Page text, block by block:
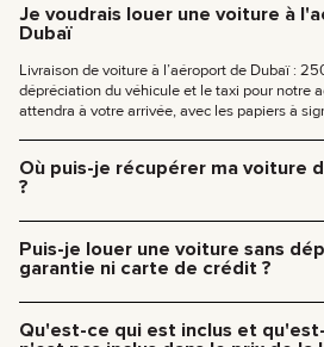
Je voudrais louer une voiture à
Dubaï
Livraison de voiture à l’aéroport de Dubaï :
dépréciation du véhicule et le taxi pour notre
attendra à votre arrivée, avec les papiers à
Où puis-je récupérer ma voiture
?
vous faire livrer à votre hôtel ou à l’aéroport
retrouve à l’endroit de votre choix et s’occupe
185 AED (+5% TVA) pour une livraison
Puis-je louer une voiture sans
garantie ni carte de crédit ?
cryptomonnaie.
Qu'est-ce qui est inclus et